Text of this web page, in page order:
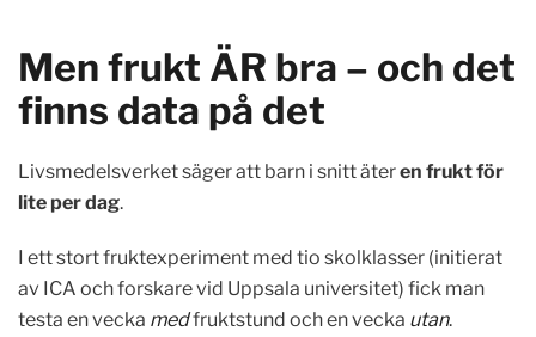
Men frukt ÄR bra – och det
finns data på det
Livsmedelsverket säger att barn i snitt äteren frukt för
lite per dag.
I ett stort fruktexperiment med tio skolklasser (initierat
av ICA och forskare vid Uppsala universitet) fick man
testa en vecka medfruktstund och en vecka utan.